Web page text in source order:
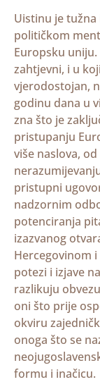
Uistinu je
političkom
Europsku
zahtjevni, i u
vjerodostojan,
godinu dana u
zna što je
pristupanju
više naslova,
pristupni
nadzornim
potenciranja
izazvanog
Hercegovinom
potezi i izjave
razlikuju
oni što prije
okviru
onoga što se
formu i inačicu.